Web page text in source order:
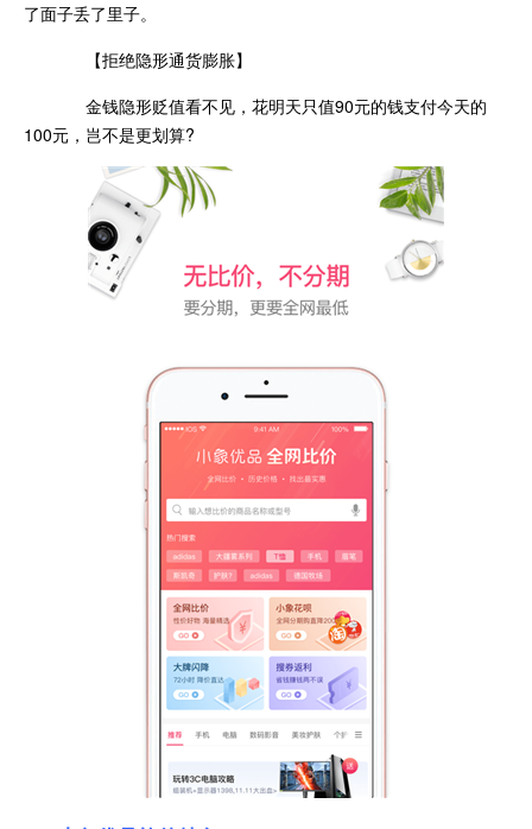
了面子丢了里子。
【拒绝隐形通货膨胀】
金钱隐形贬值看不见，花明天只值90元的钱支付今天的
100元，岂不是更划算?